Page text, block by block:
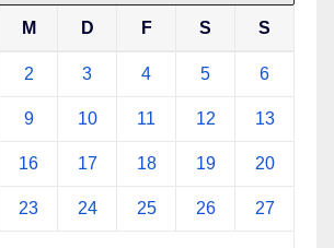
M D F S S
2 3 4 5 6
9 10 11 12 13
16 17 18 19 20
23 24 25 26 27